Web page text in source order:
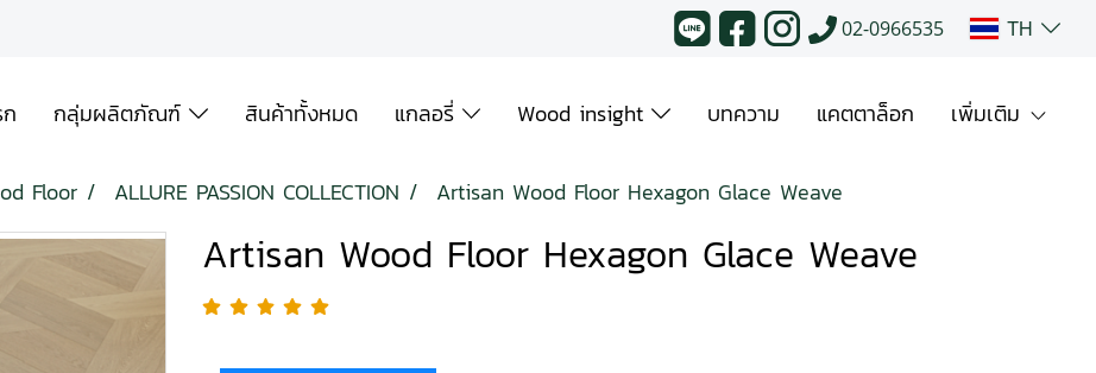
02-0966535 TH
กลุ่มผลิตภัณฑ์ สินค้าทั้งหมด แกลอรี่ Wood insight บทความ แคตตาล็อก เพิ่มเติม
Floor ALLURE PASSION COLLECTION Artisan Wood Floor Hexagon Glace Weave
Artisan Wood Floor Hexagon Glace Weave